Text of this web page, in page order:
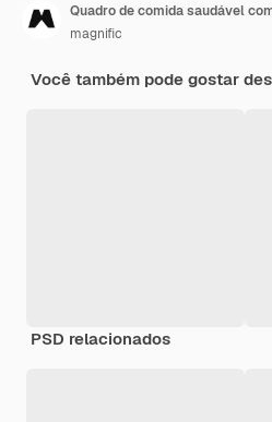
Quadro de comida saudável
magnific
Você também pode gostar
PSD relacionados